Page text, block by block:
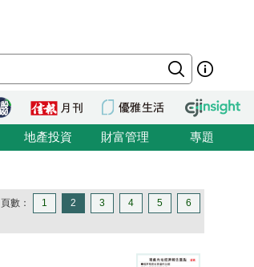
地產投資 財富管理 專題
頁數： 1 2 3 4 5 6